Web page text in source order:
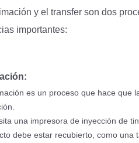
y el transfer son dos
importantes:
es un proceso que hace que
una impresora de inyección de
debe estar recubierto, como